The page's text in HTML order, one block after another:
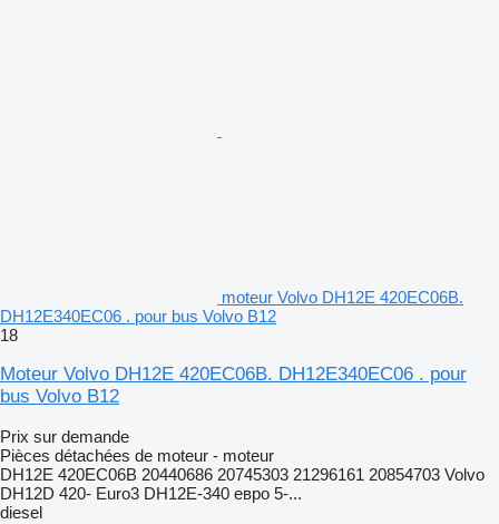
moteur Volvo DH12E 420EC06B.
DH12E340EC06 . pour bus Volvo B12
18
Moteur Volvo DH12E 420EC06B. DH12E340EC06 . pour
bus Volvo B12
Prix sur demande
Pièces détachées de moteur - moteur
DH12E 420EC06B 20440686 20745303 21296161 20854703 Volvo
DH12D 420- Euro3 DH12E-340 евро 5-...
diesel